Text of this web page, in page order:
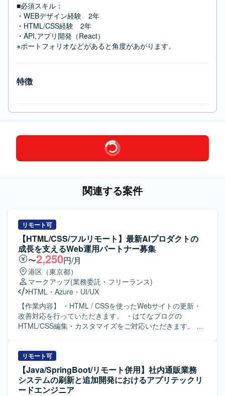
■必須スキル：
・WEBデザイン経験　2年
・HTML/CSS経験　2年
・API,アプリ開発（React）
※ポートフォリオなどがあると角度があがります。
特徴
関連する案件
リモート可
【HTML/CSS/フルリモート】最新AIプロダクトの
成長を支えるWeb運用パートナー募集
〜2,250円/月
港区（東京都）
マークアップ(業務委託・フリーランス)
HTML ・ Azure ・ UI/UX
【作業内容】 ・HTML / CSSを使ったWebサイトの更新・
改善対応を行っていただきます。 ・はてなブログの
HTML/CSS編集・カスタマイズをご対応いただきます。 ・
件の理解を前提とした導線改善の提案・実装を行っていた
だきます。 ・AIツール（ChatGPT・Claude等）を活用した
効率的な更新フローの推進を行っていただきます。 ・継続
的な運用サポートおよびサイト品質の維持・向上に取り組
リモート可
【Java/SpringBoot/リモート併用】社内通販業務
システムの刷新と追加開発におけるアプリテックリ
ードエンジニア